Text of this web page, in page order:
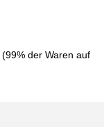
der Waren auf